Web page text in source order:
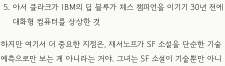
아서 클라크가 IBM의 딥 블루가 체스 챔피언을 이기기 30년 전에
대화형 컴퓨터를 상상한 것
하지만 여기서 더 중요한 지점은, 재서노프가 SF 소설을 단순한 기술
예측으로만 보는 게 아니라는 거야. 그녀는 SF 소설이 기술뿐만 아니